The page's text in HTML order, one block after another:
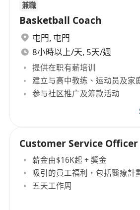
兼職
Basketball Coach
屯門, 屯門
8小時以上/天, 5天/週
提供在职有薪培训
建立与高中教练、运动员及家
参与社区推广及筹款活动
Customer Service Officer
薪金由$16K起 + 獎金
吸引的員工福利，包括醫療計
五天工作周